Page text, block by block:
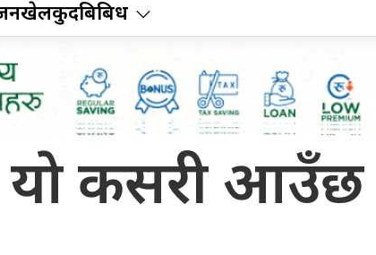
खेलकुदबिबिध
याे कसरी आउँछ